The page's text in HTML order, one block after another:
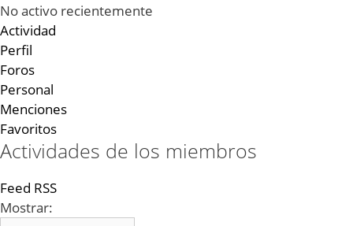
No activo recientemente
Actividad
Perfil
Foros
Personal
Menciones
Favoritos
Actividades de los miembros
Feed RSS
Mostrar: